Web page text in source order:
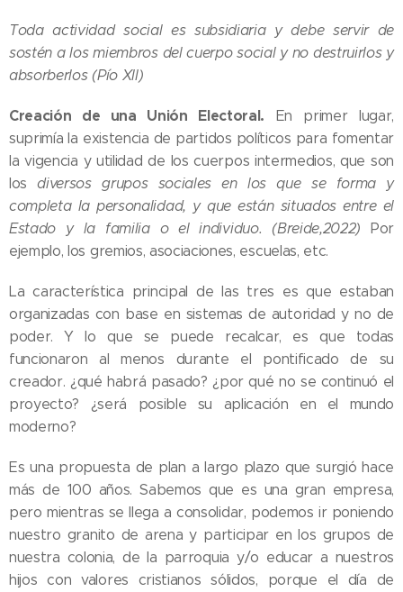
Toda actividad social es subsidiaria y debe servir de
sostén a los miembros del cuerpo social y no destruirlos y
absorberlos (Pío XII)
Creación de una Unión Electoral. En primer lugar,
suprimía la existencia de partidos políticos para fomentar
la vigencia y utilidad de los cuerpos intermedios, que son
losdiversos grupos sociales en los que se forma y
completa la personalidad, y que están situados entre el
Estado y la familia o el individuo.
(Breide,2022) Por
ejemplo, los gremios, asociaciones, escuelas, etc.
La característica principal de las tres es que estaban
organizadas con base en sistemas de autoridad y no de
poder. Y lo que se puede recalcar, es que todas
funcionaron al menos durante el pontificado de su
creador. ¿qué habrá pasado? ¿por qué no se continuó el
proyecto? ¿será posible su aplicación en el mundo
moderno?
Es una propuesta de plan a largo plazo que surgió hace
más de 100 años. Sabemos que es una gran empresa,
pero mientras se llega a consolidar, podemos ir poniendo
nuestro granito de arena y participar en los grupos de
nuestra colonia, de la parroquia y/o educar a nuestros
hijos con valores cristianos sólidos, porque el día de